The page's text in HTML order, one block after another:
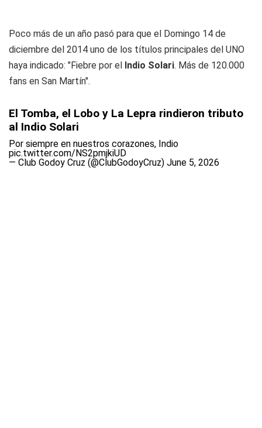
Poco más de un año pasó para que el Domingo 14 de
diciembre del 2014 uno de los títulos principales del UNO
haya indicado: "Fiebre por el Indio Solari. Más de 120.000
fans en San Martín".
El Tomba, el Lobo y La Lepra rindieron tributo
al Indio Solari
Por siempre en nuestros corazones, Indio
pic.twitter.com/NS2pmjkiUD
— Club Godoy Cruz (@ClubGodoyCruz) June 5, 2026